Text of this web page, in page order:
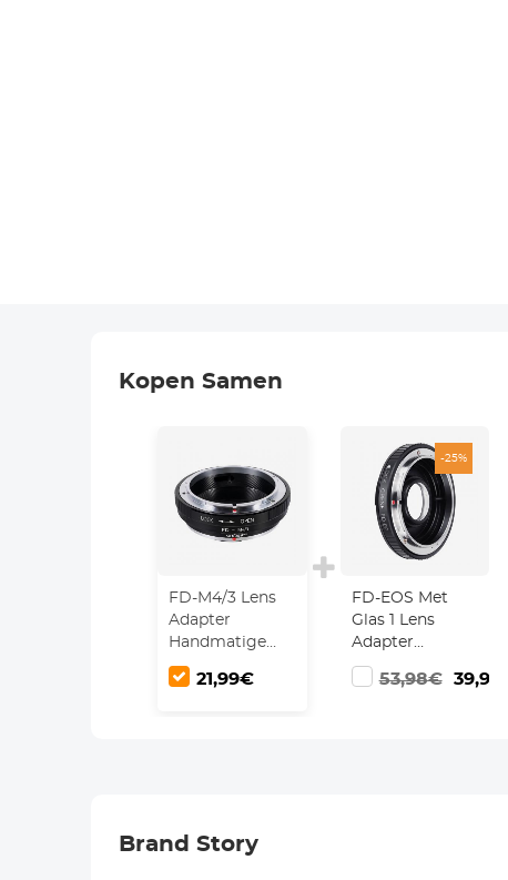
Kopen Samen
FD-M4/3 Lens
Adapter
Handmatige
Focus
Compatibele
21,99€
-25%
FD-EOS Met
Glas 1 Lens
Adapter
Handmatige
Focus53,98€ 39,99€
Brand Story